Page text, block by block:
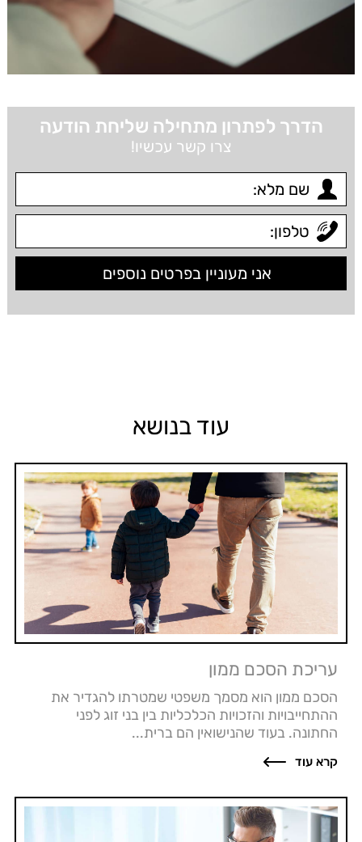
הדרך לפתרון מתחילה שליחת הודעה
צרו קשר עכשיו!
עוד בנושא
עריכת הסכם ממון
הסכם ממון הוא מסמך משפטי שמטרתו להגדיר את
ההתחייבויות והזכויות הכלכליות בין בני זוג לפני
החתונה. בעוד שהנישואין הם ברית...
קרא עוד